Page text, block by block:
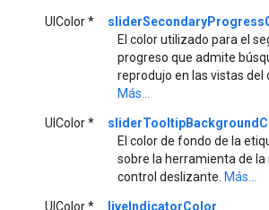
UIColor *
El color utilizado para el
progreso que admite
reprodujo en las vistas del
Más...
UIColor *
El color de fondo de la
sobre la herramienta de
control deslizante. Más...
UIColor *
liveIndicatorColor